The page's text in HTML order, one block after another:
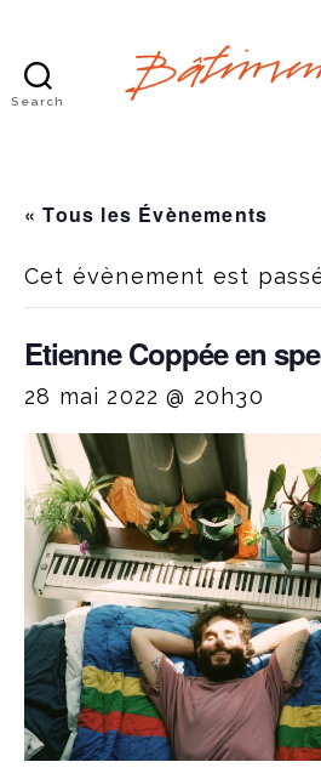
Search
« Tous les Évènements
Cet évènement est
Etienne Coppée en
28 mai 2022 @ 20h30